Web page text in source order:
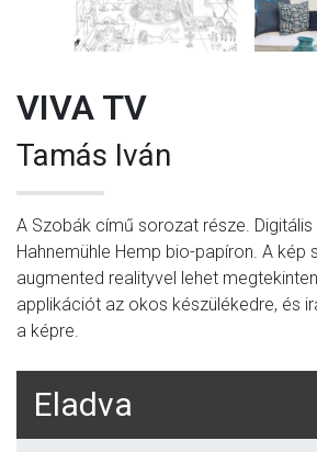
VIVA TV
Tamás Iván
A Szobák című sorozat része.
Hahnemühle Hemp bio-papíron. A kép
augmented realityvel lehet
applikációt az okos készülékedre, és
a képre.
Eladva